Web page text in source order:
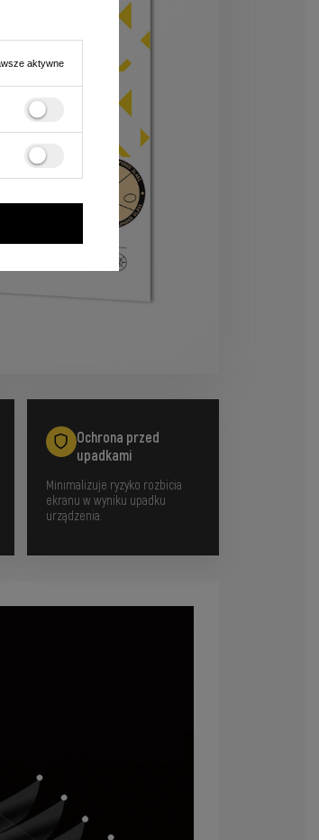
Ochrona przed
upadkami
Minimalizuje ryzyko rozbicia
ekranu w wyniku upadku
urządzenia.
aktywne